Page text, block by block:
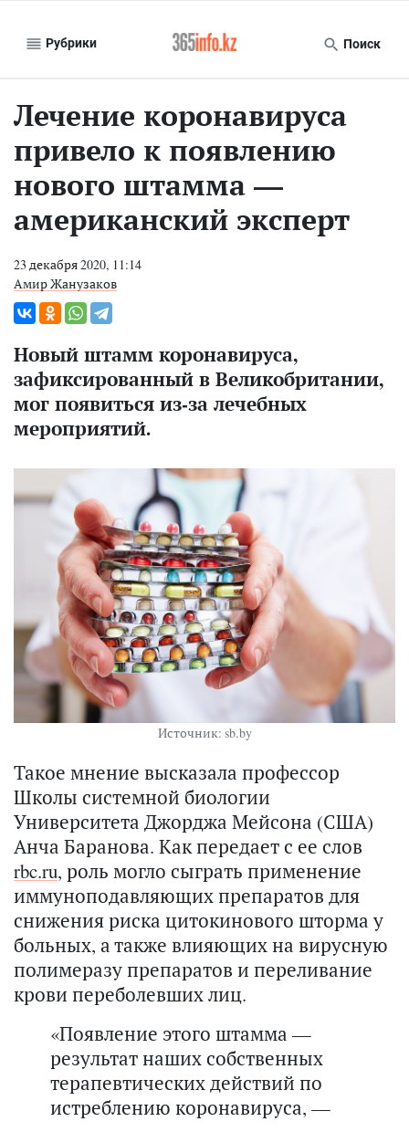
Рубрики Поиск
Лечение коронавируса
привело к появлению
нового штамма —
американский эксперт
23 декабря 2020, 11:14
Амир Жанузаков
Новый штамм коронавируса,
зафиксированный в Великобритании,
мог появиться из-за лечебных
мероприятий.
Источник: sb.by
Такое мнение высказала профессор
Школы системной биологии
Университета Джорджа Мейсона (США)
Анча Баранова. Как передает с ее слов
rbc.ru, роль могло сыграть применение
иммуноподавляющих препаратов для
снижения риска цитокинового шторма у
больных, а также влияющих на вирусную
полимеразу препаратов и переливание
крови переболевших лиц.
«Появление этого штамма —
результат наших собственных
терапевтических действий по
истреблению коронавируса, —